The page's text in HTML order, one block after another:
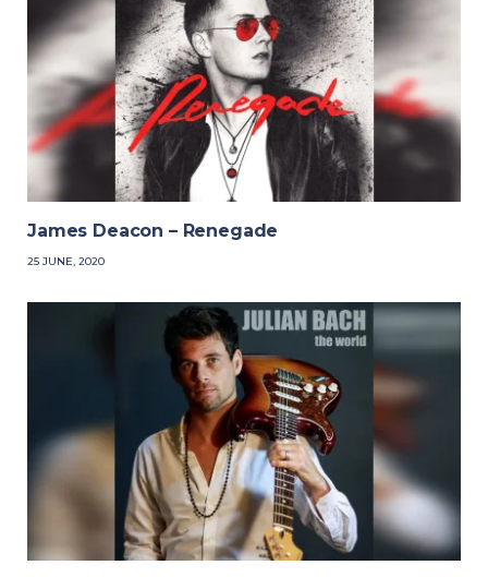
James Deacon – Renegade
25 JUNE, 2020